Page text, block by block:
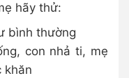
hãy thử:
bình thường
con nhả ti, mẹ
khăn